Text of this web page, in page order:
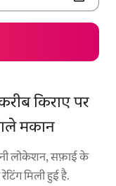
किराए पर
मकान
लोकेशन, सफ़ाई के
मिली हुई है.